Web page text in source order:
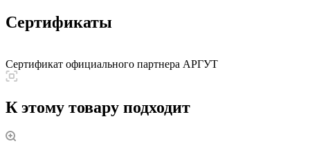
Сертификаты
Сертификат официального партнера АРГУТ
К этому товару подходит